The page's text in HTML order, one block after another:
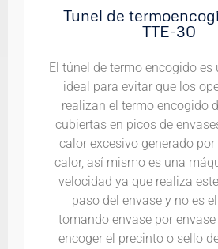
Tunel de
TTE-30
El túnel de termo encogido
ideal para evitar que los
realizan el termo encogido
cubiertas en picos de
calor excesivo generado
calor, así mismo es una
velocidad ya que realiza
paso del envase y no es
tomando envase por
encoger el precinto o sello